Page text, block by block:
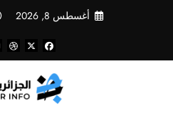
أغسطس 8, 2026